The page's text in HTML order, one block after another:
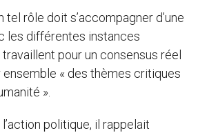
tel rôle doit s’accompagner d’une
les différentes instances
pour un consensus réel
ensemble « des thèmes critiques
».
politique, il rappelait